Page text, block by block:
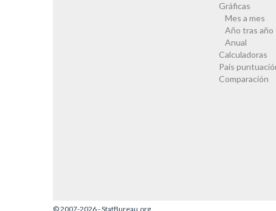
Gráficas
Mes a mes
Año tras año
Anual
Calculadoras
País
Comparación
© 2007-2026 - StatBureau.org